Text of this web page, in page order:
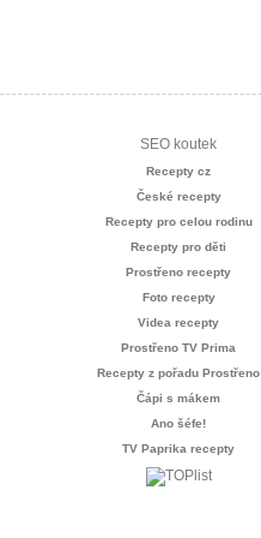
SEO koutek
Recepty cz
České recepty
Recepty pro celou rodinu
Recepty pro děti
Prostřeno recepty
Foto recepty
Videa recepty
Prostřeno TV Prima
Recepty z pořadu Prostřeno
Čápi s mákem
Ano šéfe!
TV Paprika recepty